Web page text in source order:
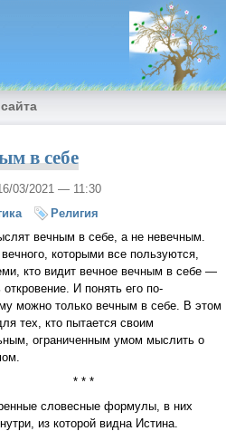
в себе
16/03/2021 — 11:30
Религия
вечным в себе, а не невечным.
которыми все пользуются,
кто видит вечное вечным в себе —
откровение. И понять его по-
можно только вечным в себе. В этом
тех, кто пытается своим
ограниченным умом мыслить о
* * *
словесные формулы, в них
из которой видна Истина.